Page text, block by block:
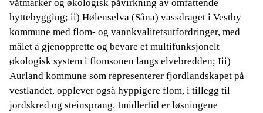
våtmarker og økologisk påvirkning av omfattende
hyttebygging; ii) Hølenselva (Såna) vassdraget i Vestby
kommune med flom- og vannkvalitetsutfordringer, med
målet å gjenopprette og bevare et multifunksjonelt
økologisk system i flomsonen langs elvebredden; Iii)
Aurland kommune som representerer fjordlandskapet på
vestlandet, opplever også hyppigere flom, i tillegg til
jordskred og steinsprang. Imidlertid er løsningene